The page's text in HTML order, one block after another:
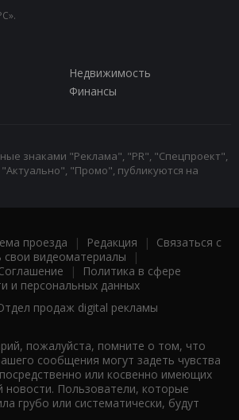
Недвижимость
Финансы
знаками "Реклама", "PR", "Спецпроект",
"Промо", публикуются на
проезда | Редакция | Связаться с
свои видеоматериалы |
|
Политика в сфере
и персональных данных
продаж digital рекламы
пожалуйста, помните о том, что
сообщения могут задеть чувства
или косвенно имеющих
новости. Пользователи, которые
грубо или систематически, будут